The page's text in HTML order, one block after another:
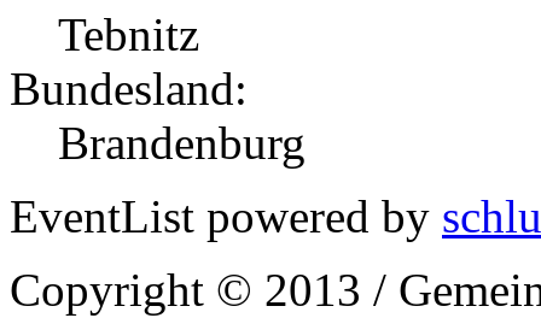
Tebnitz
Bundesland:
Brandenburg
EventList powered by
Copyright © 2013 /